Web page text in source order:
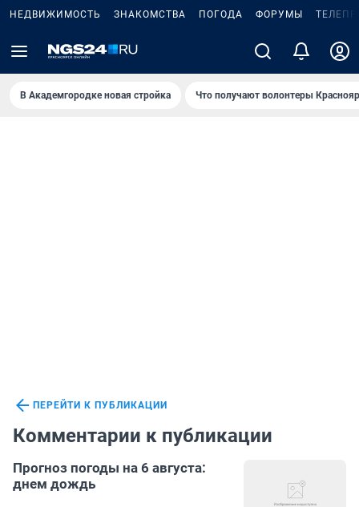
НЕДВИЖИМОСТЬ ЗНАКОМСТВА ПОГОДА ФОРУМЫ
В Академгородке новая стройка Что получают волонтеры
ПЕРЕЙТИ К ПУБЛИКАЦИИ
Комментарии к публикации
Прогноз погоды на 6 августа:
днем дождь